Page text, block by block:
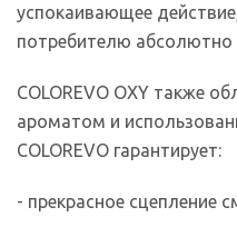
успокаивающее
потребителю
COLOREVO OXY также
ароматом и
COLOREVO гарантирует:
- прекрасное сцепление